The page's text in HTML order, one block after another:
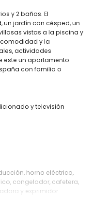
y 2 baños. El
jardín con césped, un
vistas a la piscina y
comodidad y la
actividades
este un apartamento
con familia o
y televisión
horno eléctrico,
congelador, cafetera,
y exprimidor